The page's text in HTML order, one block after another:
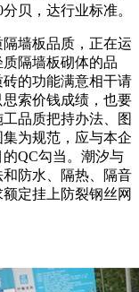
贝，达行业标准。
墙板品质，正在运
隔墙板砌体的品
的功能满意相干请
索价钱成绩，也要
品质把持办法、图
为规范，应与本企
QC勾当。潮汐与
防水、隔热、隔音
定挂上防裂钢丝网